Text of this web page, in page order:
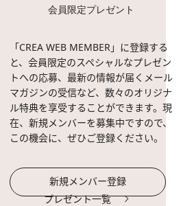
会員限定プレゼント
「CREA WEB MEMBER」に登録する
と、会員限定のスペシャルなプレゼン
トへの応募、最新の情報が届くメール
マガジンの受信など、数々のオリジナ
ル特典を享受することができます。現
在、新規メンバーを募集中ですので、
この機会に、ぜひご登録ください。
新規メンバー登録
プレゼント一覧